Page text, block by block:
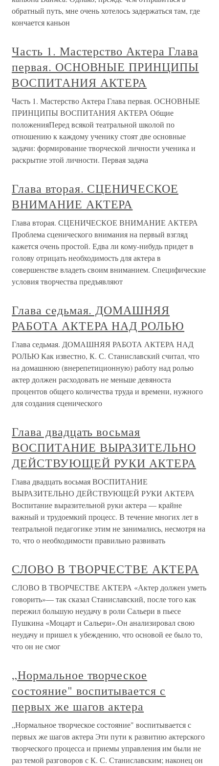
обратный путь, мне очень хотелось задержаться там, где
кончается каньон
Часть 1. Мастерство Актера Глава
первая. ОСНОВНЫЕ ПРИНЦИПЫ
ВОСПИТАНИЯ АКТЕРА
Часть 1. Мастерство Актера Глава первая. ОСНОВНЫЕ
ПРИНЦИПЫ ВОСПИТАНИЯ АКТЕРА Общие
положенияПеред всякой театральной школой по
отношению к каждому ученику стоят две основные
задачи: формирование творческой личности ученика и
раскрытие этой личности. Первая задача
Глава вторая. СЦЕНИЧЕСКОЕ
ВНИМАНИЕ АКТЕРА
Глава вторая. СЦЕНИЧЕСКОЕ ВНИМАНИЕ АКТЕРА
Проблема сценического внимания на первый взгляд
кажется очень простой. Едва ли кому-нибудь придет в
голову отрицать необходимость для актера в
совершенстве владеть своим вниманием. Специфические
условия творчества предъявляют
Глава седьмая. ДОМАШНЯЯ
РАБОТА АКТЕРА НАД РОЛЬЮ
Глава седьмая. ДОМАШНЯЯ РАБОТА АКТЕРА НАД
РОЛЬЮ Как известно, К. С. Станиславский считал, что
на домашнюю (внерепетиционную) работу над ролью
актер должен расходовать не меньше девяноста
процентов общего количества труда и времени, нужного
для создания сценического
Глава двадцать восьмая
ВОСПИТАНИЕ ВЫРАЗИТЕЛЬНО
ДЕЙСТВУЮЩЕЙ РУКИ АКТЕРА
Глава двадцать восьмая ВОСПИТАНИЕ
ВЫРАЗИТЕЛЬНО ДЕЙСТВУЮЩЕЙ РУКИ АКТЕРА
Воспитание выразительной руки актера — крайне
важный и трудоемкий процесс. В течение многих лет в
театральной педагогике этим не занимались, несмотря на
то, что о необходимости правильно развивать
СЛОВО В ТВОРЧЕСТВЕ АКТЕРА
СЛОВО В ТВОРЧЕСТВЕ АКТЕРА «Актер должен уметь
говорить»— так сказал Станиславский, после того как
пережил большую неудачу в роли Сальери в пьесе
Пушкина «Моцарт и Сальери».Он анализировал свою
неудачу и пришел к убеждению, что основой ее было то,
что он не смог
„Нормальное творческое
состояние" воспитывается с
первых же шагов актера
„Нормальное творческое состояние" воспитывается с
первых же шагов актера Эти пути к развитию актерского
творческого процесса и приемы управления им были не
раз темой разговоров с К. С. Станиславским; наконец он